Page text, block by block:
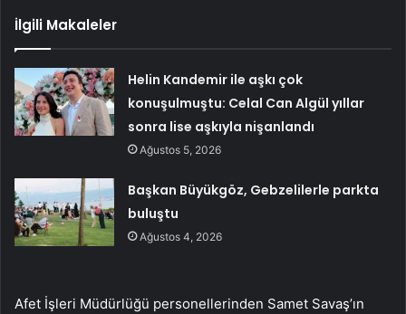
İlgili Makaleler
Helin Kandemir ile aşkı çok
konuşulmuştu: Celal Can Algül yıllar
sonra lise aşkıyla nişanlandı
Ağustos 5, 2026
Başkan Büyükgöz, Gebzelilerle parkta
buluştu
Ağustos 4, 2026
Afet İşleri Müdürlüğü personellerinden Samet Savaş’ın